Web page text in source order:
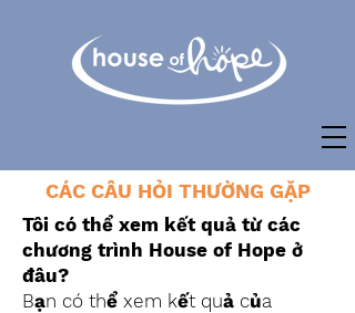
CÁC CÂU HỎI THƯỜNG GẶP
Tôi có thể xem kết quả từ các
chương trình House of Hope ở
đâu?
Bạn có thể xem kết quả của